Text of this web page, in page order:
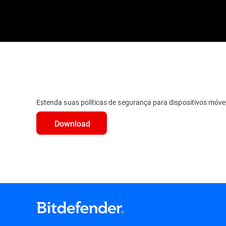
Estenda suas políticas de segurança para dispositivos
Download